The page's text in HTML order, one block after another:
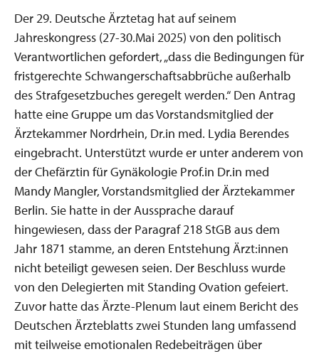
Der 29. Deutsche Ärztetag hat auf seinem
Jahreskongress (27-30.Mai 2025) von den politisch
Verantwortlichen gefordert, „dass die Bedingungen für
fristgerechte Schwangerschaftsabbrüche außerhalb
des Strafgesetzbuches geregelt werden.“ Den Antrag
hatte eine Gruppe um das Vorstandsmitglied der
Ärztekammer Nordrhein, Dr.in med. Lydia Berendes
eingebracht. Unterstützt wurde er unter anderem von
der Chefärztin für Gynäkologie Prof.in Dr.in med
Mandy Mangler, Vorstandsmitglied der Ärztekammer
Berlin. Sie hatte in der Aussprache darauf
hingewiesen, dass der Paragraf 218 StGB aus dem
Jahr 1871 stamme, an deren Entstehung Ärzt:innen
nicht beteiligt gewesen seien. Der Beschluss wurde
von den Delegierten mit Standing Ovation gefeiert.
Zuvor hatte das Ärzte-Plenum laut einem Bericht des
Deutschen Ärzteblatts zwei Stunden lang umfassend
mit teilweise emotionalen Redebeiträgen über